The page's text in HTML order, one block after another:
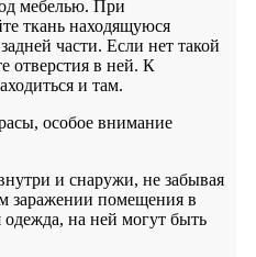
мебелью. При
ткань находящуюся
части. Если нет такой
отверстия в ней. К
и там.
особое внимание
и снаружи, не забывая
заражении помещения в
одежда, на ней могут быть